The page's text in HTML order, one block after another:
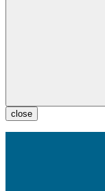
close